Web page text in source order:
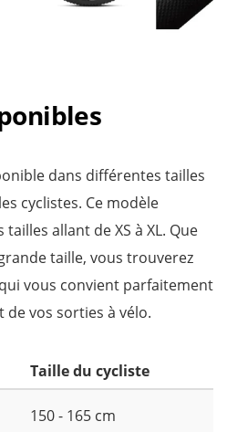
dans différentes tailles
cyclistes. Ce modèle
allant de XS à XL. Que
taille, vous trouverez
vous convient parfaitement
vos sorties à vélo.
Taille du cycliste
150 - 165 cm